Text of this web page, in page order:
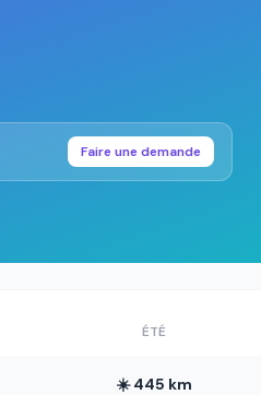
Faire une demande
ÉTÉ
☀️ 445 km